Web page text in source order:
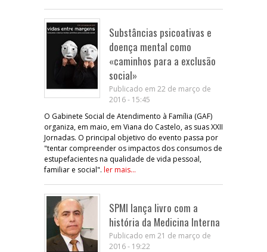
Substâncias psicoativas e
doença mental como
«caminhos para a exclusão
social»
Publicado em 22 de março de
2016 - 15:45
O Gabinete Social de Atendimento à Família (GAF)
organiza, em maio, em Viana do Castelo, as suas XXII
Jornadas. O principal objetivo do evento passa por
"tentar compreender os impactos dos consumos de
estupefacientes na qualidade de vida pessoal,
familiar e social". ler mais...
SPMI lança livro com a
história da Medicina Interna
Publicado em 21 de março de
2016 - 19:22